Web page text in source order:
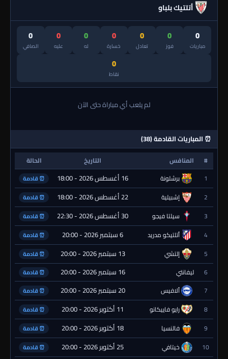
أتلتيك بلباو
0
مباريات
0
فوز
0
تعادل
0
خسارة
0
له
0
عليه
0
الصافي
0
نقاط
لم يلعب أي مباراة حتى الآن
⏰ المباريات القادمة (38)
# المنافس التاريخ
الحالة
1
برشلونة 16 أغسطس 2026 - 18:00 ⏰ قادمة
2 إشبيلية 22 أغسطس 2026 - 18:00 ⏰ قادمة
3 سيلتا فيجو 30 أغسطس 2026 - 22:30 ⏰ قادمة
4 أتلتيكو مدريد 6 سبتمبر 2026 - 20:00 ⏰ قادمة
5 إلتشي 13 سبتمبر 2026 - 20:00 ⏰ قادمة
6 ليفانتي 16 سبتمبر 2026 - 20:00 ⏰ قادمة
7 ألافيس 20 سبتمبر 2026 - 20:00 ⏰ قادمة
8 رايو فاييكانو 11 أكتوبر 2026 - 20:00 ⏰ قادمة
9 فالنسيا 18 أكتوبر 2026 - 20:00 ⏰ قادمة
10 خيتافي 25 أكتوبر 2026 - 20:00 ⏰ قادمة